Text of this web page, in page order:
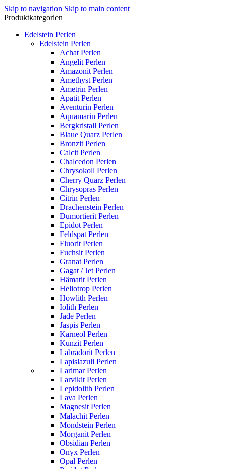
Skip to navigation Skip to main content
Produktkategorien
Edelstein Perlen
Edelstein Perlen
Achat Perlen
Angelit Perlen
Amazonit Perlen
Amethyst Perlen
Ametrin Perlen
Apatit Perlen
Aventurin Perlen
Aquamarin Perlen
Bergkristall Perlen
Blaue Quarz Perlen
Bronzit Perlen
Calcit Perlen
Chalcedon Perlen
Chrysokoll Perlen
Cherry Quarz Perlen
Chrysopras Perlen
Citrin Perlen
Drachenstein Perlen
Dumortierit Perlen
Epidot Perlen
Feldspat Perlen
Fluorit Perlen
Fuchsit Perlen
Granat Perlen
Gagat / Jet Perlen
Hämatit Perlen
Heliotrop Perlen
Howlith Perlen
Iolith Perlen
Jade Perlen
Jaspis Perlen
Karneol Perlen
Kunzit Perlen
Labradorit Perlen
Lapislazuli Perlen
Larimar Perlen
Larvikit Perlen
Lepidolith Perlen
Lava Perlen
Magnesit Perlen
Malachit Perlen
Mondstein Perlen
Morganit Perlen
Obsidian Perlen
Onyx Perlen
Opal Perlen